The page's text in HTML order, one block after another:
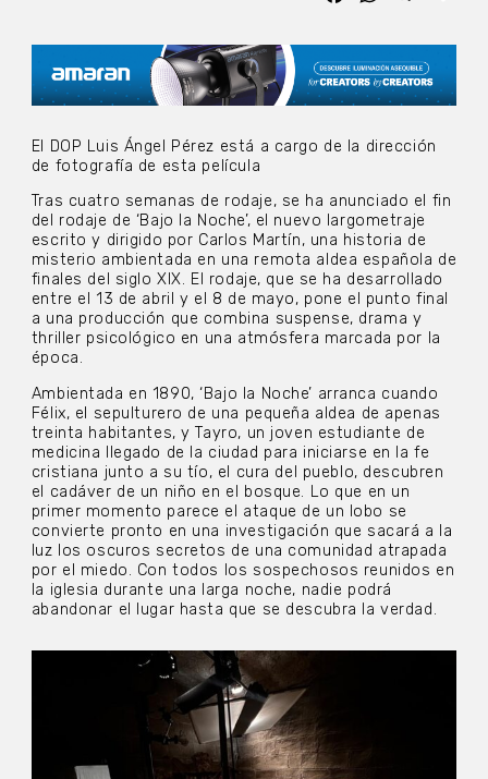
El DOP Luis Ángel Pérez está a cargo de la dirección
de fotografía de esta película
Tras cuatro semanas de rodaje, se ha anunciado el fin
del rodaje de ‘Bajo la Noche’, el nuevo largometraje
escrito y dirigido por Carlos Martín, una historia de
misterio ambientada en una remota aldea española de
finales del siglo XIX. El rodaje, que se ha desarrollado
entre el 13 de abril y el 8 de mayo, pone el punto final
a una producción que combina suspense, drama y
thriller psicológico en una atmósfera marcada por la
época.
Ambientada en 1890, ‘Bajo la Noche’ arranca cuando
Félix, el sepulturero de una pequeña aldea de apenas
treinta habitantes, y Tayro, un joven estudiante de
medicina llegado de la ciudad para iniciarse en la fe
cristiana junto a su tío, el cura del pueblo, descubren
el cadáver de un niño en el bosque. Lo que en un
primer momento parece el ataque de un lobo se
convierte pronto en una investigación que sacará a la
luz los oscuros secretos de una comunidad atrapada
por el miedo. Con todos los sospechosos reunidos en
la iglesia durante una larga noche, nadie podrá
abandonar el lugar hasta que se descubra la verdad.